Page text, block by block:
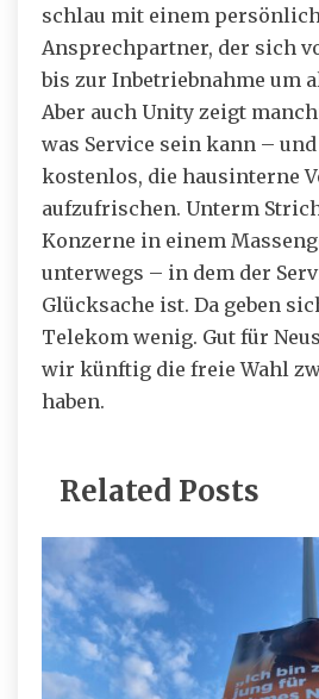
schlau mit einem
Ansprechpartner, der sich
bis zur Inbetriebnahme um
Aber auch Unity zeigt
was Service sein kann –
kostenlos, die hausinterne
aufzufrischen. Unterm
Konzerne in einem
unterwegs – in dem der
Glücksache ist. Da geben
Telekom wenig. Gut für
wir künftig die freie Wahl
haben.
Related Posts